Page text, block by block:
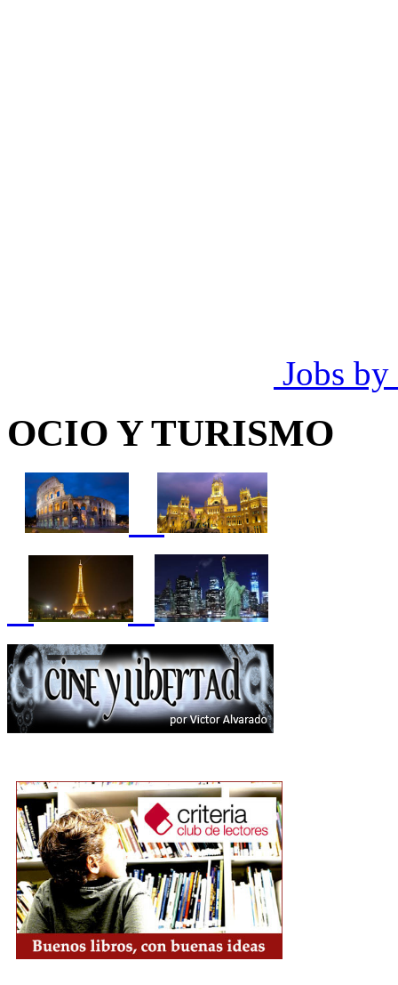
Jobs by
OCIO Y TURISMO